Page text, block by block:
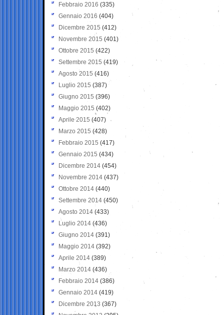
Febbraio 2016 (335)
Gennaio 2016 (404)
Dicembre 2015 (412)
Novembre 2015 (401)
Ottobre 2015 (422)
Settembre 2015 (419)
Agosto 2015 (416)
Luglio 2015 (387)
Giugno 2015 (396)
Maggio 2015 (402)
Aprile 2015 (407)
Marzo 2015 (428)
Febbraio 2015 (417)
Gennaio 2015 (434)
Dicembre 2014 (454)
Novembre 2014 (437)
Ottobre 2014 (440)
Settembre 2014 (450)
Agosto 2014 (433)
Luglio 2014 (436)
Giugno 2014 (391)
Maggio 2014 (392)
Aprile 2014 (389)
Marzo 2014 (436)
Febbraio 2014 (386)
Gennaio 2014 (419)
Dicembre 2013 (367)